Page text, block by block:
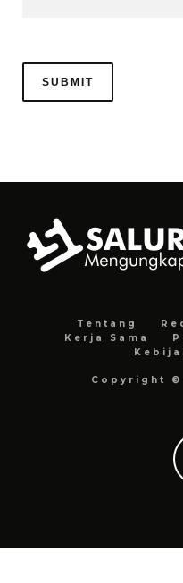
Tentang
Kerja Sama
Copyright ©